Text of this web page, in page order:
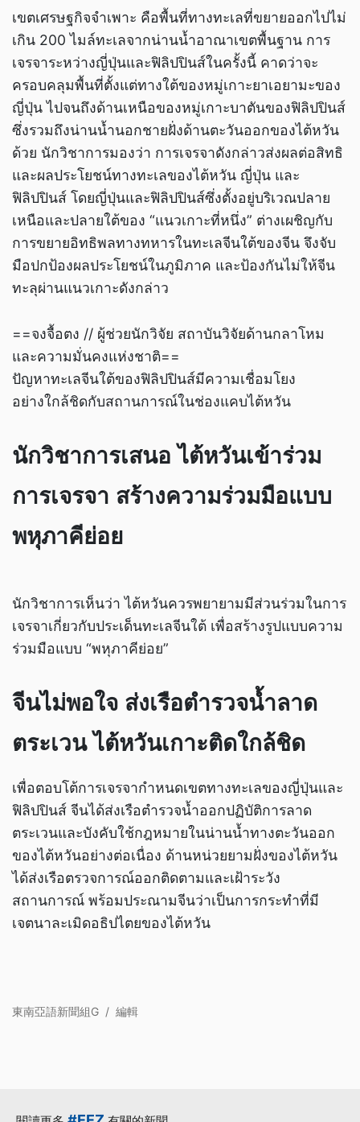
เขตเศรษฐกิจจำเพาะ คือพื้นที่ทางทะเลที่ขยายออกไปไม่
เกิน 200 ไมล์ทะเลจากน่านน้ำอาณาเขตพื้นฐาน การ
เจรจาระหว่างญี่ปุ่นและฟิลิปปินส์ในครั้งนี้ คาดว่าจะ
ครอบคลุมพื้นที่ตั้งแต่ทางใต้ของหมู่เกาะยาเอยามะของ
ญี่ปุ่น ไปจนถึงด้านเหนือของหมู่เกาะบาตันของฟิลิปปินส์
ซึ่งรวมถึงน่านน้ำนอกชายฝั่งด้านตะวันออกของไต้หวัน
ด้วย นักวิชาการมองว่า การเจรจาดังกล่าวส่งผลต่อสิทธิ
และผลประโยชน์ทางทะเลของไต้หวัน ญี่ปุ่น และ
ฟิลิปปินส์ โดยญี่ปุ่นและฟิลิปปินส์ซึ่งตั้งอยู่บริเวณปลาย
เหนือและปลายใต้ของ “แนวเกาะที่หนึ่ง” ต่างเผชิญกับ
การขยายอิทธิพลทางทหารในทะเลจีนใต้ของจีน จึงจับ
มือปกป้องผลประโยชน์ในภูมิภาค และป้องกันไม่ให้จีน
ทะลุผ่านแนวเกาะดังกล่าว
==จงจื้อตง // ผู้ช่วยนักวิจัย สถาบันวิจัยด้านกลาโหม
และความมั่นคงแห่งชาติ==
ปัญหาทะเลจีนใต้ของฟิลิปปินส์มีความเชื่อมโยง
อย่างใกล้ชิดกับสถานการณ์ในช่องแคบไต้หวัน
นักวิชาการเสนอ ไต้หวันเข้าร่วม
การเจรจา สร้างความร่วมมือแบบ
พหุภาคีย่อย
นักวิชาการเห็นว่า ไต้หวันควรพยายามมีส่วนร่วมในการ
เจรจาเกี่ยวกับประเด็นทะเลจีนใต้ เพื่อสร้างรูปแบบความ
ร่วมมือแบบ “พหุภาคีย่อย”
จีนไม่พอใจ ส่งเรือตำรวจน้ำลาด
ตระเวน ไต้หวันเกาะติดใกล้ชิด
เพื่อตอบโต้การเจรจากำหนดเขตทางทะเลของญี่ปุ่นและ
ฟิลิปปินส์ จีนได้ส่งเรือตำรวจน้ำออกปฏิบัติการลาด
ตระเวนและบังคับใช้กฎหมายในน่านน้ำทางตะวันออก
ของไต้หวันอย่างต่อเนื่อง ด้านหน่วยยามฝั่งของไต้หวัน
ได้ส่งเรือตรวจการณ์ออกติดตามและเฝ้าระวัง
สถานการณ์ พร้อมประณามจีนว่าเป็นการกระทำที่มี
เจตนาละเมิดอธิปไตยของไต้หวัน
東南亞語新聞組G / 編輯